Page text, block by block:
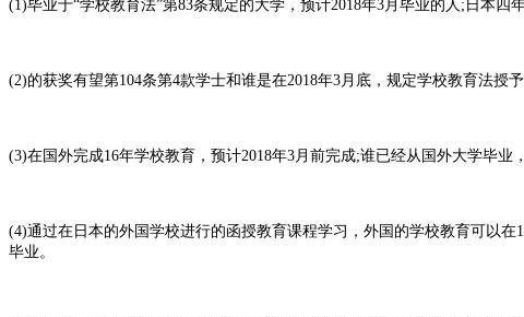
(1)毕业于“学校教育法”第83条规定的大学，预计2018年3月毕业的人;日本四
(2)的获奖有望第104条第4款学士和谁是在2018年3月底，规定学校教育法授
(3)在国外完成16年学校教育，预计2018年3月前完成;谁已经从国外大学毕业
(4)通过在日本的外国学校进行的函授教育课程学习，外国的学校教育可以
毕业。